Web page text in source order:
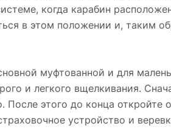
когда карабин
в этом положении и, таким
муфтованной и для
и легкого вщелкивания.
этого до конца откройте
устройство и